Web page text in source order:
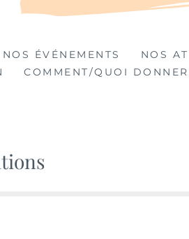
NOS ÉVÉNEMENTS NOS
COMMENT/QUOI